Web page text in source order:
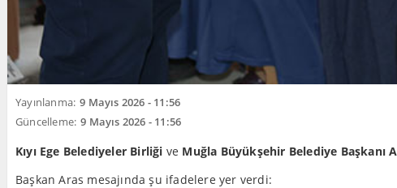
Yayınlanma: 9 Mayıs 2026 - 11:56
Güncelleme: 9 Mayıs 2026 - 11:56
Kıyı Ege Belediyeler Birliği ve Muğla Büyükşehir Belediye Başkanı
Başkan Aras mesajında şu ifadelere yer verdi: